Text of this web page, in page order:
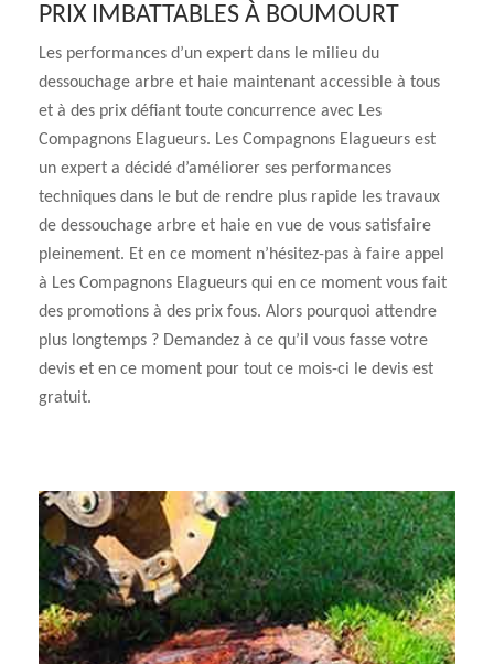
PRIX IMBATTABLES À BOUMOURT
Les performances d’un expert dans le milieu du
dessouchage arbre et haie maintenant accessible à tous
et à des prix défiant toute concurrence avec Les
Compagnons Elagueurs. Les Compagnons Elagueurs est
un expert a décidé d’améliorer ses performances
techniques dans le but de rendre plus rapide les travaux
de dessouchage arbre et haie en vue de vous satisfaire
pleinement. Et en ce moment n’hésitez-pas à faire appel
à Les Compagnons Elagueurs qui en ce moment vous fait
des promotions à des prix fous. Alors pourquoi attendre
plus longtemps ? Demandez à ce qu’il vous fasse votre
devis et en ce moment pour tout ce mois-ci le devis est
gratuit.